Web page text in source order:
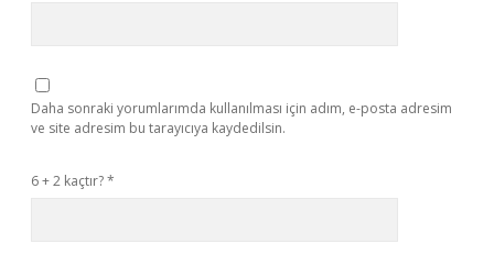
Daha sonraki yorumlarımda kullanılması için adım, e-posta adresim
ve site adresim bu tarayıcıya kaydedilsin.
6 + 2 kaçtır?*